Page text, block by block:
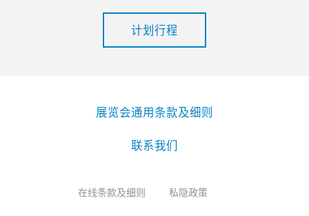
计划行程
展览会通用条款及细则
联系我们
在线条款及细则 私隐政策